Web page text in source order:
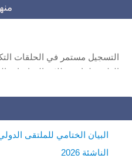
التسجيل مستمر في الحلقات
العلمي لفائدة طلاب الدراسات
البيان الختامي للملتقى
الناشئة 2026